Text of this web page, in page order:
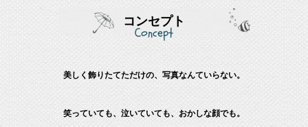
コンセプト
Concept
美しく飾りたてただけの、写真なんていらない。
笑っていても、泣いていても、おかしな顔でも。